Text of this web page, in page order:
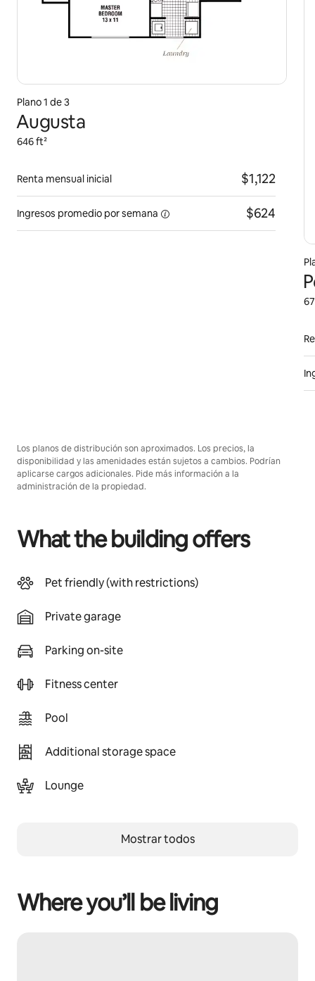
Plano 1 de 3
Augusta
646 ft²
Renta mensual inicial $1,122
Ingresos promedio porsemana $624
Los planos de distribución son aproximados. Los precios, la
disponibilidad y las amenidades están sujetos a cambios. Podrían
aplicarse cargos adicionales. Pide más información a la
administración de la propiedad.
What the building offers
Pet friendly (with restrictions)
Private garage
Parking on-site
Fitness center
Pool
Additional storage space
Lounge
Mostrar todos
Where you’ll be living